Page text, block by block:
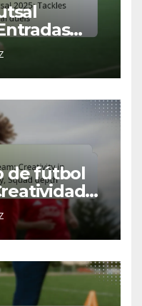
Duelos
de fútbol
defensiva,